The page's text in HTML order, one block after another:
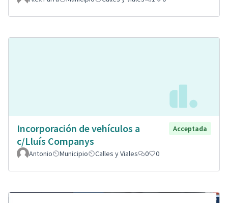
Incorporación de vehículos a
c/Lluís Companys
Acceptada
Antonio Municipio Calles y Viales 0 0